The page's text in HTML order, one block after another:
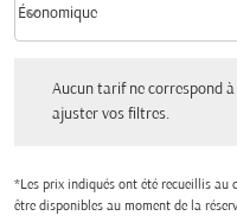
Classe cabine option Économique
Économique
keyboard_arrow_down
Aucun tarif ne correspond
ajuster vos filtres.
*Les prix indiqués ont été recueillis au
être disponibles au moment de la